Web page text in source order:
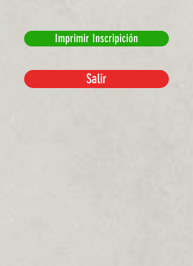
Imprimir Inscripición
Salir